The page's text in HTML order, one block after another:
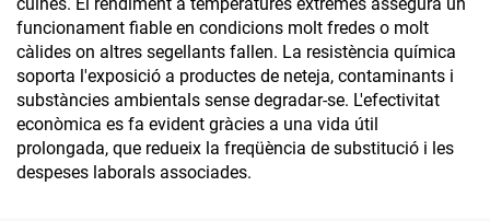
funcionament fiable en condicions molt fredes o molt
càlides on altres segellants fallen. La resistència química
soporta l'exposició a productes de neteja, contaminants i
substàncies ambientals sense degradar-se. L'efectivitat
econòmica es fa evident gràcies a una vida útil
prolongada, que redueix la freqüència de substitució i les
despeses laborals associades.